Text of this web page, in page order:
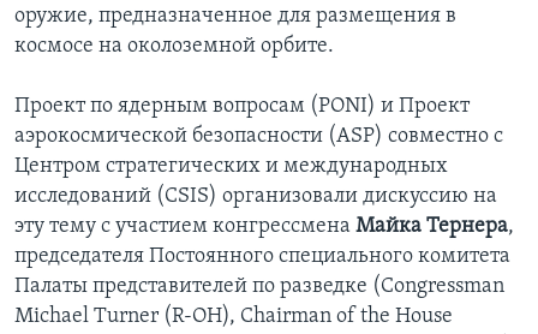
оружие, предназначенное для размещения в
космосе на околоземной орбите.
Проект по ядерным вопросам (PONI) и Проект
аэрокосмической безопасности (ASP) совместно с
Центром стратегических и международных
исследований (CSIS) организовали дискуссию на
эту тему с участием конгрессмена Майка Тернера,
председателя Постоянного специального комитета
Палаты представителей по разведке (Congressman
Michael Turner (R-OH), Chairman of the House